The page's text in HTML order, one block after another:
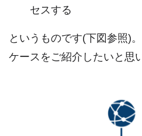
セスする
というものです(下図参照)
ケースをご紹介したいと思